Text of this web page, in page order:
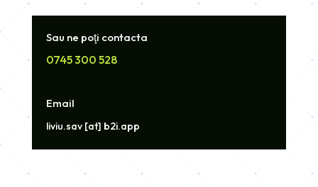
Sau ne poţi contacta
0745 300 528
Email
liviu.sav [at] b2i.app